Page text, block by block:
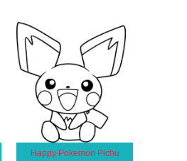
Happy Pokemon Pichu